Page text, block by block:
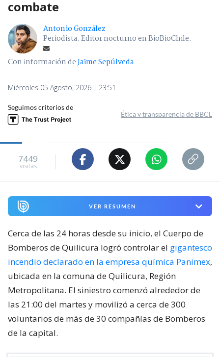
combate
Antonio González
Periodista. Editor nocturno en BioBioChile.
Con información deJaime Sepúlveda
Miércoles 05 Agosto, 2026 | 23:51
Seguimos criterios de
Ética y transparencia de BBCL
7449
visitas
VER RESUMEN
Cerca de las 24 horas desde su inicio, el Cuerpo de
Bomberos de Quilicura logró controlar el gigantesco
incendio declarado en la empresa química Panimex,
ubicada en la comuna de Quilicura, Región
Metropolitana. El siniestro comenzó alrededor de
las 21:00 del martes y movilizó a cerca de 300
voluntarios de más de 30 compañías de Bomberos
de la capital.